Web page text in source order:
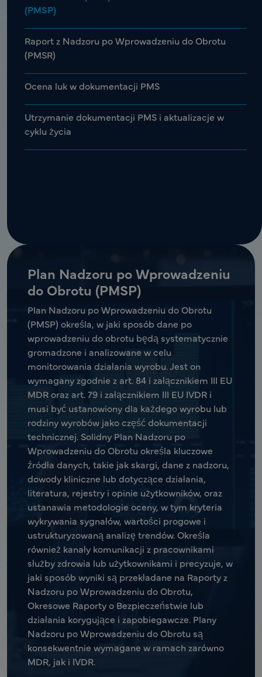
(PMSP)
Raport z Nadzoru po Wprowadzeniu do Obrotu
(PMSR)
Ocena luk w dokumentacji PMS
Utrzymanie dokumentacji PMS i aktualizacje w
cyklu życia
Plan Nadzoru po Wprowadzeniu
do Obrotu (PMSP)
Plan Nadzoru po Wprowadzeniu do Obrotu
(PMSP) określa, w jaki sposób dane po
wprowadzeniu do obrotu będą systematycznie
gromadzone i analizowane w celu
monitorowania działania wyrobu. Jest on
wymagany zgodnie z art. 84 i załącznikiem III EU
MDR oraz art. 79 i załącznikiem III EU IVDR i
musi być ustanowiony dla każdego wyrobu lub
rodziny wyrobów jako część dokumentacji
technicznej. Solidny Plan Nadzoru po
Wprowadzeniu do Obrotu określa kluczowe
źródła danych, takie jak skargi, dane z nadzoru,
dowody kliniczne lub dotyczące działania,
literatura, rejestry i opinie użytkowników, oraz
ustanawia metodologie oceny, w tym kryteria
wykrywania sygnałów, wartości progowe i
ustrukturyzowaną analizę trendów. Określa
również kanały komunikacji z pracownikami
służby zdrowia lub użytkownikami i precyzuje, w
jaki sposób wyniki są przekładane na Raporty z
Nadzoru po Wprowadzeniu do Obrotu,
Okresowe Raporty o Bezpieczeństwie lub
działania korygujące i zapobiegawcze. Plany
Nadzoru po Wprowadzeniu do Obrotu są
konsekwentnie wymagane w ramach zarówno
MDR, jak i IVDR.